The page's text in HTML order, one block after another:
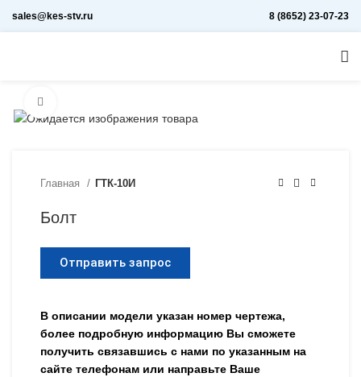
sales@kes-stv.ru 8 (8652) 23-07-23
Главная ГТК-10И
Болт
Отправить запрос
В описании модели указан номер чертежа,
более подробную информацию Вы сможете
получить связавшись с нами по указанным на
сайте телефонам или направьте Ваше